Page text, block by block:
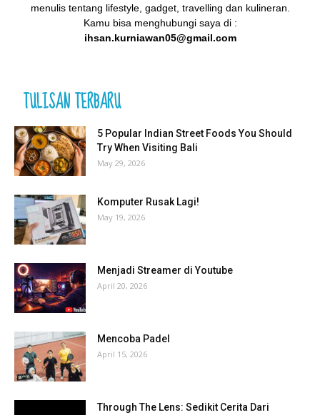
menulis tentang lifestyle, gadget, travelling dan kulineran.
Kamu bisa menghubungi saya di :
ihsan.kurniawan05@gmail.com
TULISAN TERBARU
5 Popular Indian Street Foods You Should
Try When Visiting Bali
May 29, 2026
Komputer Rusak Lagi!
May 19, 2026
Menjadi Streamer di Youtube
April 20, 2026
Mencoba Padel
April 15, 2026
Through The Lens: Sedikit Cerita Dari